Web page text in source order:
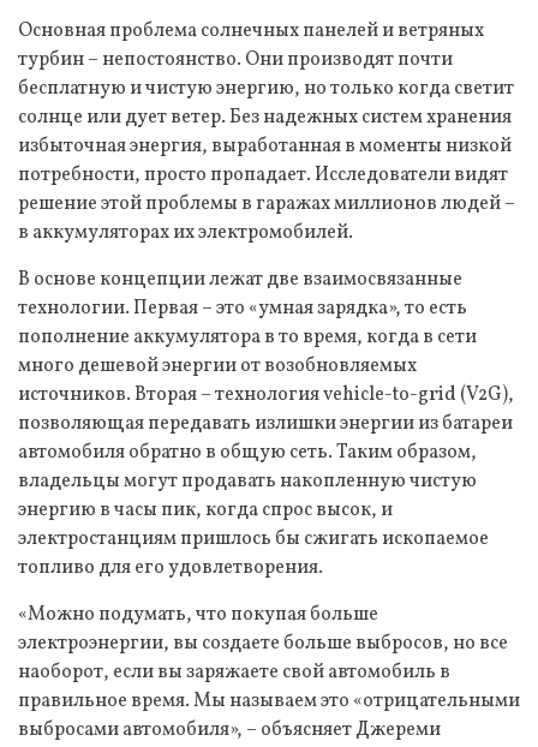
Основная проблема солнечных панелей и ветряных
турбин – непостоянство. Они производят почти
бесплатную и чистую энергию, но только когда светит
солнце или дует ветер. Без надежных систем хранения
избыточная энергия, выработанная в моменты низкой
потребности, просто пропадает. Исследователи видят
решение этой проблемы в гаражах миллионов людей –
в аккумуляторах их электромобилей.
В основе концепции лежат две взаимосвязанные
технологии. Первая – это «умная зарядка», то есть
пополнение аккумулятора в то время, когда в сети
много дешевой энергии от возобновляемых
источников. Вторая – технология vehicle-to-grid (V2G),
позволяющая передавать излишки энергии из батареи
автомобиля обратно в общую сеть. Таким образом,
владельцы могут продавать накопленную чистую
энергию в часы пик, когда спрос высок, и
электростанциям пришлось бы сжигать ископаемое
топливо для его удовлетворения.
«Можно подумать, что покупая больше
электроэнергии, вы создаете больше выбросов, но все
наоборот, если вы заряжаете свой автомобиль в
правильное время. Мы называем это «отрицательными
выбросами автомобиля», – объясняет Джереми